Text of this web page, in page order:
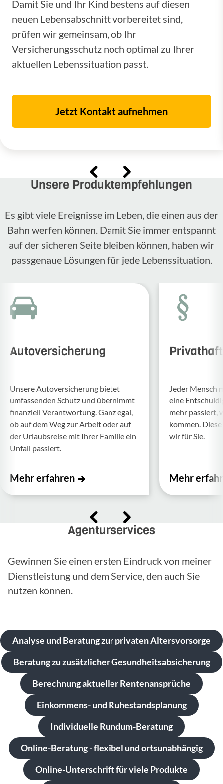
Damit Sie und Ihr Kind bestens auf diesen
neuen Lebensabschnitt vorbereitet sind,
prüfen wir gemeinsam, ob Ihr
Versicherungsschutz noch optimal zu Ihrer
aktuellen Lebenssituation passt.
Jetzt Kontakt aufnehmen
Unsere Produktempfehlungen
Es gibt viele Ereignisse im Leben, die einen aus der
Bahn werfen können. Damit Sie immer entspannt
auf der sicheren Seite bleiben können, haben wir
passgenaue Lösungen für jede Lebenssituation.
Autoversicherung
Unsere Auto­ver­si­che­rung bietet
umfas­senden Schutz und über­nimmt
finan­ziell Verant­wor­tung. Ganz egal,
ob auf dem Weg zur Arbeit oder auf
der Urlaubs­reise mit Ihrer Familie ein
Unfall passiert.
Mehr erfahren
Jeder Mensch
eine
mehr passiert,
kommen.
wir für Sie.
Mehr
Agenturservices
Gewinnen Sie einen ersten Eindruck von meiner
Dienstleistung und dem Service, den auch Sie
nutzen können.
Analyse und Beratung zur privaten Altersvorsorge
Beratung zu zusätzlicher Gesundheitsabsicherung
Berechnung aktueller Rentenansprüche
Einkommens- und Ruhestandsplanung
Individuelle Rundum-Beratung
Online-Beratung - flexibel und ortsunabhängig
Online-Unterschrift für viele Produkte